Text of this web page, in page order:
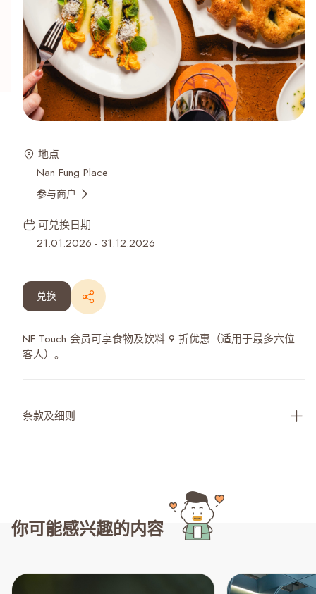
地点
Nan Fung Place
参与商户
可兑换日期
21.01.2026 - 31.12.2026
兑换
NF Touch 会员可享食物及饮料 9 折优惠（适用于最多六位
客人）。
条款及细则
你可能感兴趣的内容